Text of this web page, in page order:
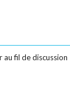
au fil de discussion